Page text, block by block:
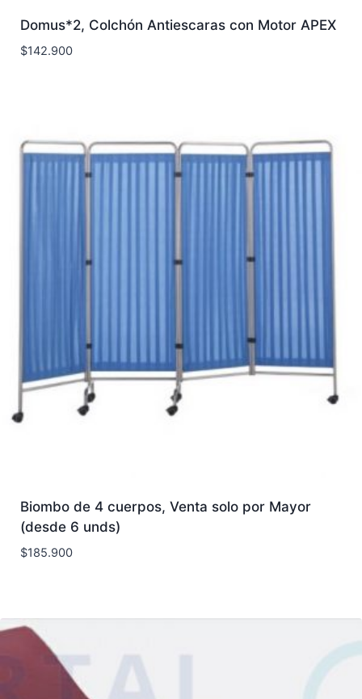
Domus*2, Colchón Antiescaras con Motor APEX
$142.900
Biombo de 4 cuerpos, Venta solo por Mayor
(desde 6 unds)
$185.900